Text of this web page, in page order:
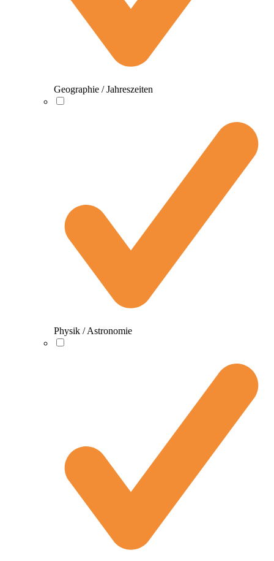
Geographie / Jahreszeiten
Physik / Astronomie